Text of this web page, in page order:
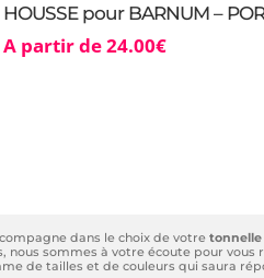
HOUSSE pour BARNUM –
A partir de24.00€
dans le choix de votre
sommes à votre écoute pour vous
de tailles et de couleurs qui saura